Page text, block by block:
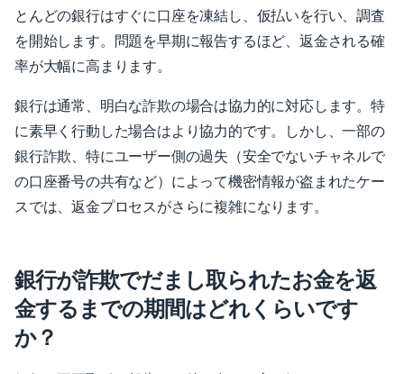
とんどの銀行はすぐに口座を凍結し、仮払いを行い、調査
を開始します。問題を早期に報告するほど、返金される確
率が大幅に高まります。
銀行は通常、明白な詐欺の場合は協力的に対応します。特
に素早く行動した場合はより協力的です。しかし、一部の
銀行詐欺、特にユーザー側の過失（安全でないチャネルで
の口座番号の共有など）によって機密情報が盗まれたケー
スでは、返金プロセスがさらに複雑になります。
銀行が詐欺でだまし取られたお金を返
金するまでの期間はどれくらいです
か？